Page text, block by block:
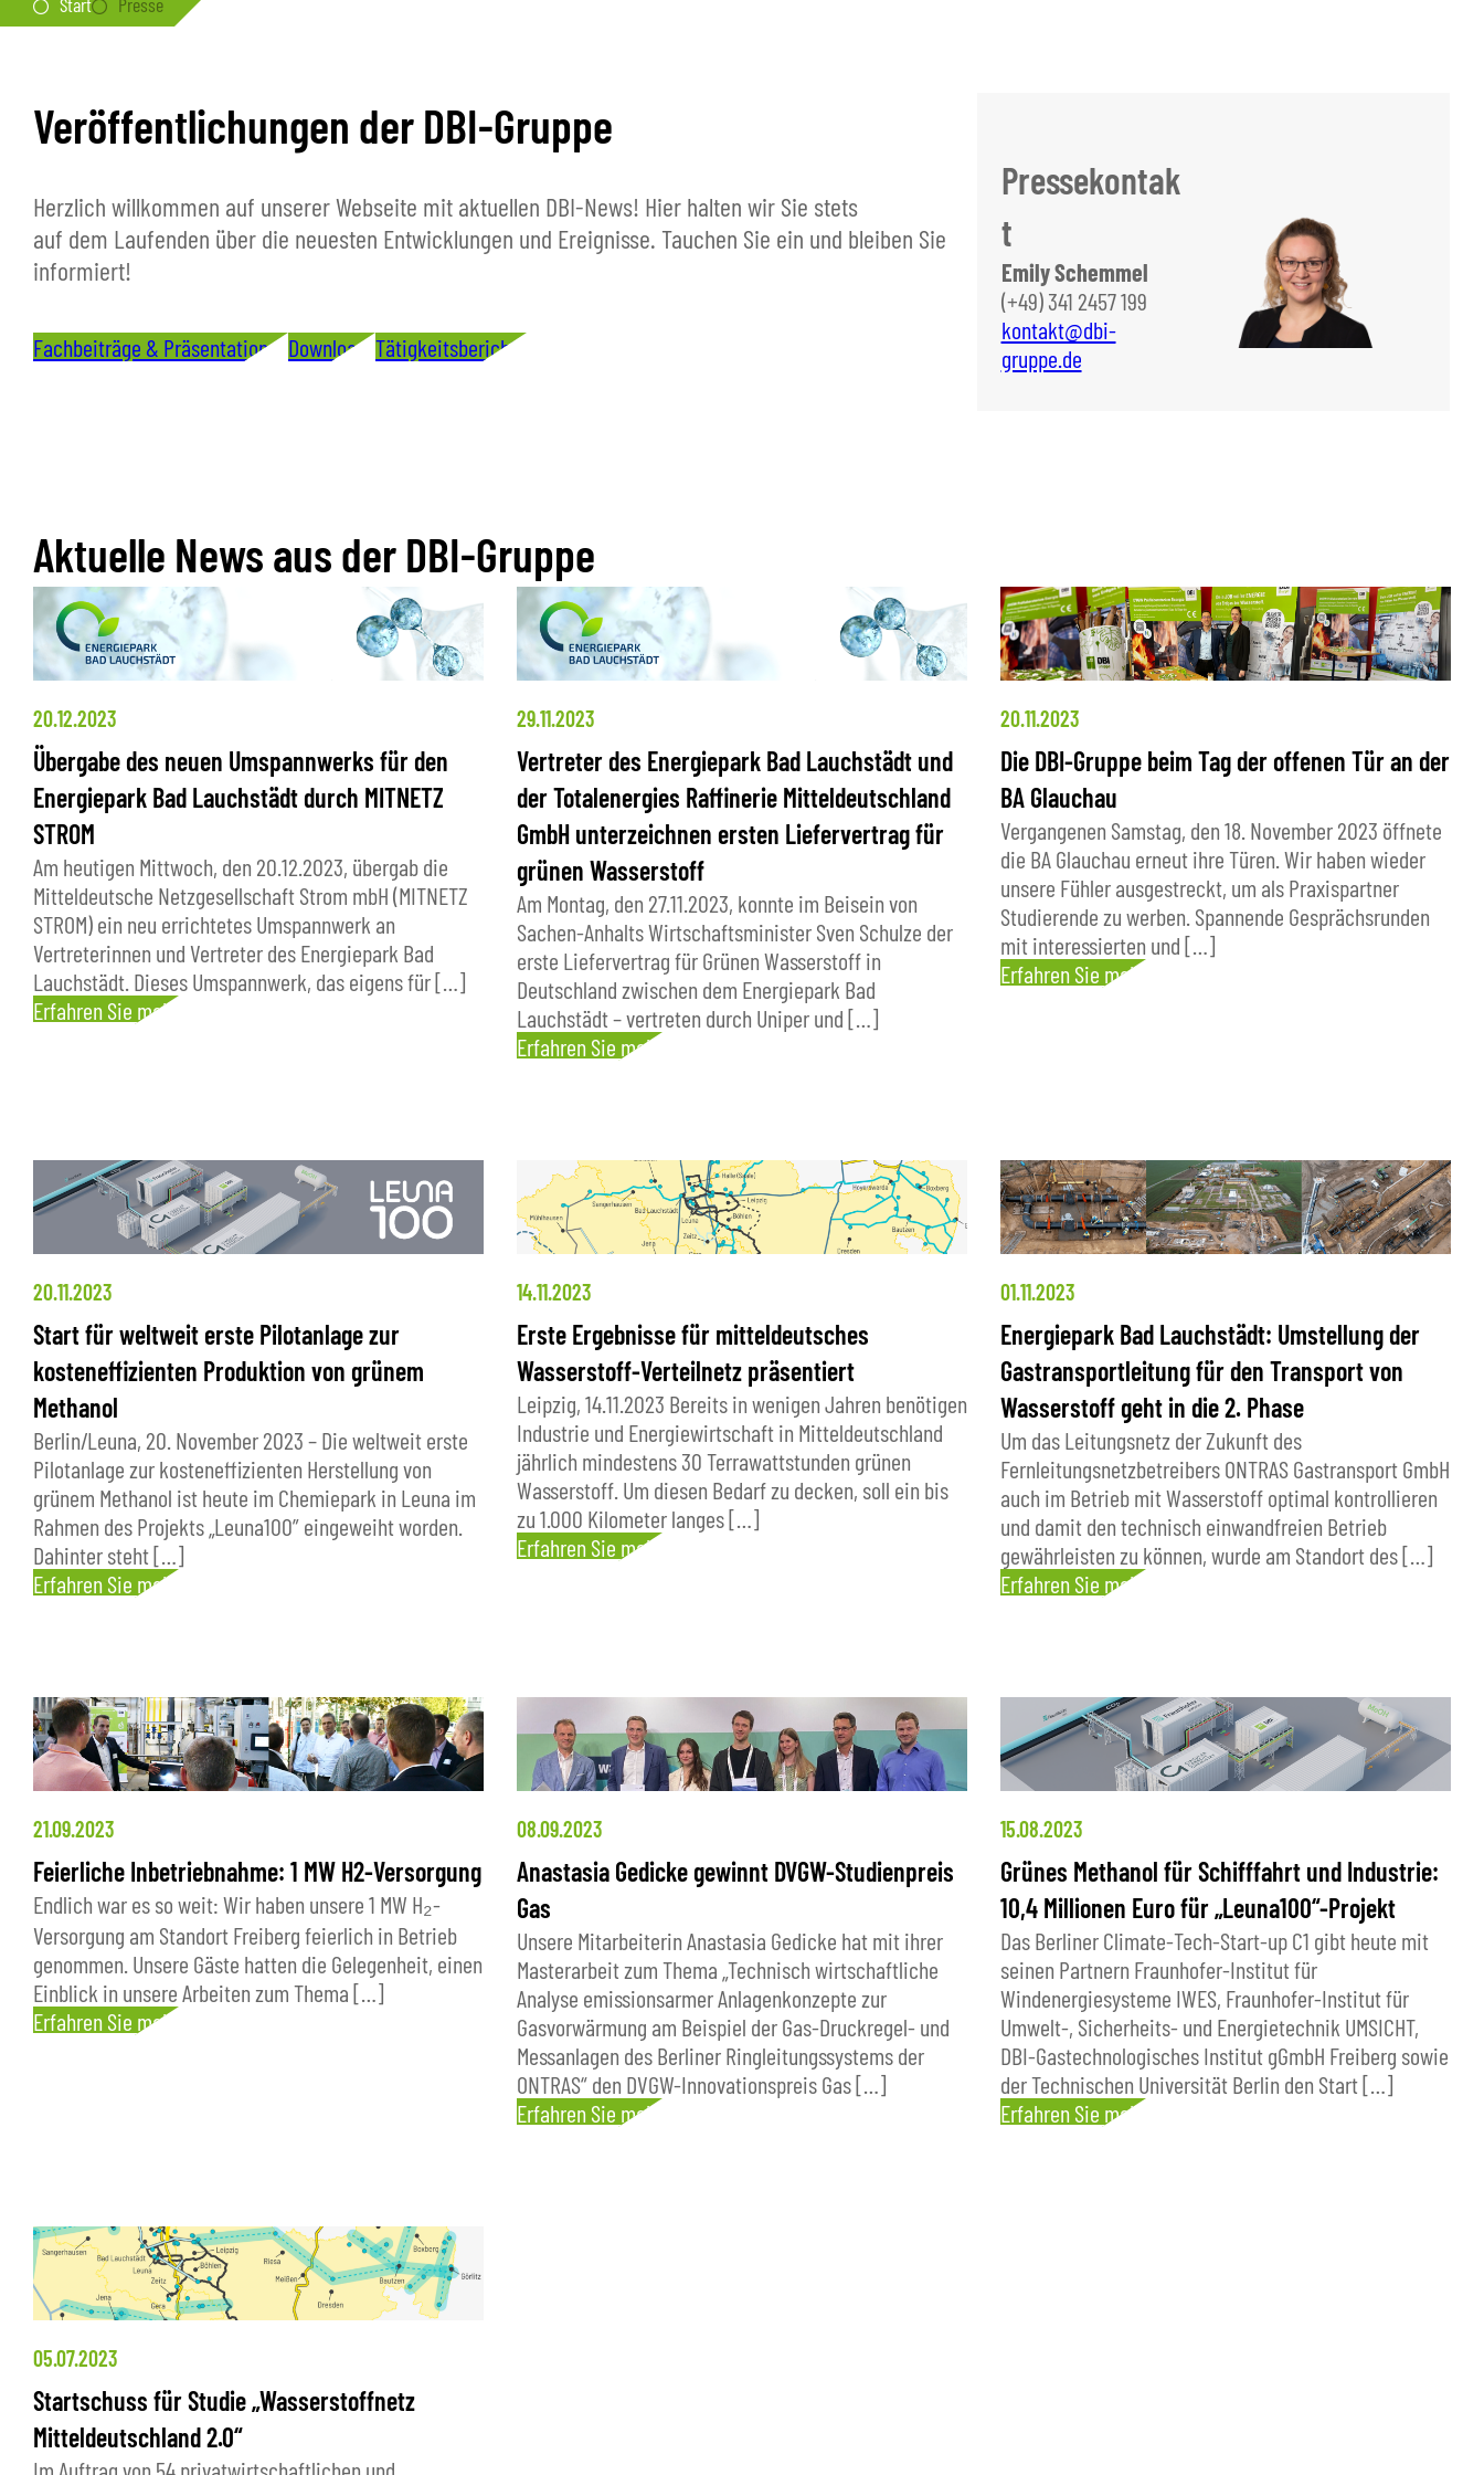
Veröffentlichungen der DBI-Gruppe
Herzlich willkommen auf unserer Webseite mit aktuellen DBI-News! Hier halten wir Sie stets
auf dem Laufenden über die neuesten Entwicklungen und Ereignisse. Tauchen Sie ein und bleiben Sie
informiert!
Fachbeiträge & Präsentationen DownloadsTätigkeitsberichte
Pressekontak
t
Emily Schemmel
(+49) 341 2457 199
kontakt@dbi-
gruppe.de
Aktuelle News aus der DBI-Gruppe
20.12.2023
Übergabe des neuen Umspannwerks für den
Energiepark Bad Lauchstädt durch MITNETZ
STROM
Am heutigen Mittwoch, den 20.12.2023, übergab die
Mitteldeutsche Netzgesellschaft Strom mbH (MITNETZ
STROM) ein neu errichtetes Umspannwerk an
Vertreterinnen und Vertreter des Energiepark Bad
Lauchstädt. Dieses Umspannwerk, das eigens für […]
Erfahren Sie mehr
29.11.2023
Vertreter des Energiepark Bad Lauchstädt und
der Totalenergies Raffinerie Mitteldeutschland
GmbH unterzeichnen ersten Liefervertrag für
grünen Wasserstoff
Am Montag, den 27.11.2023, konnte im Beisein von
Sachen-Anhalts Wirtschaftsminister Sven Schulze der
erste Liefervertrag für Grünen Wasserstoff in
Deutschland zwischen dem Energiepark Bad
Lauchstädt – vertreten durch Uniper und […]
Erfahren Sie mehr
20.11.2023
Die DBI-Gruppe beim Tag der offenen Tür an der
BA Glauchau
Vergangenen Samstag, den 18. November 2023 öffnete
die BA Glauchau erneut ihre Türen. Wir haben wieder
unsere Fühler ausgestreckt, um als Praxispartner
Studierende zu werben. Spannende Gesprächsrunden
mit interessierten und […]
Erfahren Sie mehr
20.11.2023
Start für weltweit erste Pilotanlage zur
kosteneffizienten Produktion von grünem
Methanol
Berlin/Leuna, 20. November 2023 – Die weltweit erste
Pilotanlage zur kosteneffizienten Herstellung von
grünem Methanol ist heute im Chemiepark in Leuna im
Rahmen des Projekts „Leuna100” eingeweiht worden.
Dahinter steht […]
Erfahren Sie mehr
14.11.2023
Erste Ergebnisse für mitteldeutsches
Wasserstoff-Verteilnetz präsentiert
Leipzig, 14.11.2023 Bereits in wenigen Jahren benötigen
Industrie und Energiewirtschaft in Mitteldeutschland
jährlich mindestens 30 Terrawattstunden grünen
Wasserstoff. Um diesen Bedarf zu decken, soll ein bis
zu 1.000 Kilometer langes […]
Erfahren Sie mehr
01.11.2023
Energiepark Bad Lauchstädt: Umstellung der
Gastransportleitung für den Transport von
Wasserstoff geht in die 2. Phase
Um das Leitungsnetz der Zukunft des
Fernleitungsnetzbetreibers ONTRAS Gastransport GmbH
auch im Betrieb mit Wasserstoff optimal kontrollieren
und damit den technisch einwandfreien Betrieb
gewährleisten zu können, wurde am Standort des […]
Erfahren Sie mehr
21.09.2023
Feierliche Inbetriebnahme: 1 MW H2-Versorgung
Endlich war es so weit: Wir haben unsere 1 MW H₂-
Versorgung am Standort Freiberg feierlich in Betrieb
genommen. Unsere Gäste hatten die Gelegenheit, einen
Einblick in unsere Arbeiten zum Thema […]
Erfahren Sie mehr
08.09.2023
Anastasia Gedicke gewinnt DVGW-Studienpreis
Gas
Unsere Mitarbeiterin Anastasia Gedicke hat mit ihrer
Masterarbeit zum Thema „Technisch wirtschaftliche
Analyse emissionsarmer Anlagenkonzepte zur
Gasvorwärmung am Beispiel der Gas-Druckregel- und
Messanlagen des Berliner Ringleitungssystems der
ONTRAS“ den DVGW-Innovationspreis Gas […]
Erfahren Sie mehr
15.08.2023
Grünes Methanol für Schifffahrt und Industrie:
10,4 Millionen Euro für „Leuna100“-Projekt
Das Berliner Climate-Tech-Start-up C1 gibt heute mit
seinen Partnern Fraunhofer-Institut für
Windenergiesysteme IWES, Fraunhofer-Institut für
Umwelt-, Sicherheits- und Energietechnik UMSICHT,
DBI-Gastechnologisches Institut gGmbH Freiberg sowie
der Technischen Universität Berlin den Start […]
Erfahren Sie mehr
05.07.2023
Startschuss für Studie „Wasserstoffnetz
Mitteldeutschland 2.0“